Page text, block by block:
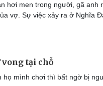
hơi men trong người, gã anh
vợ. Sự việc xảy ra ở Nghĩa
vong tại chỗ
họ mình chơi thì bất ngờ bị